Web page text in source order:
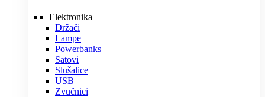
Elektronika
Držači
Lampe
Powerbanks
Satovi
Slušalice
USB
Zvučnici